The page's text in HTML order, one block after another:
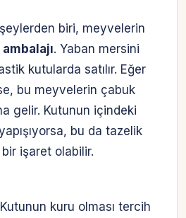
biri, meyvelerin
. Yaban mersini
kutularda satılır. Eğer
bu meyvelerin çabuk
gelir. Kutunun içindeki
bu da tazelik
bir işaret olabilir.
Kutunun kuru olması tercih